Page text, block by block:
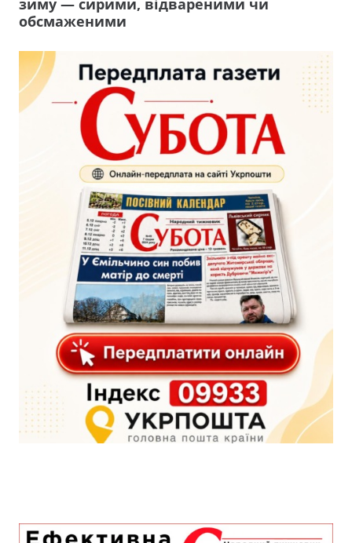
обсмаженими